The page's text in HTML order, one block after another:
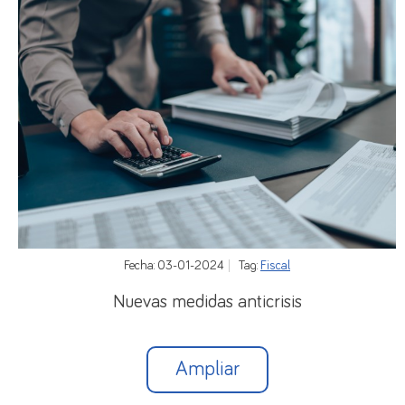
en cuyo caso se aplica el mismo procedimiento
anteriormente referido pero con las siguientes
particularidades:
No será preceptiva la solicitud del informe a la
Inspección de Trabajo para constatar la existencia
de la fuerza mayor.
La empresa debe justificar en su solicitud la
existencia de las concretas limitaciones o del
impedimento a su actividad como consecuencia de
la decisión gubernativa.
entiende justificadas las limitaciones o
impedimento de la actividad aducido por la
Fecha: 03-01-2024 Tag: Fiscal
Nuevas medidas anticrisis
Ampliar